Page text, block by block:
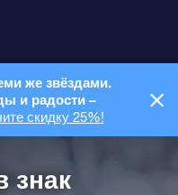
же звёздами.
и радости –
скидку 25%!
знак